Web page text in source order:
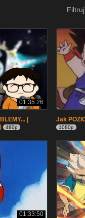
Filtruj
01:35:26
|
480p
Jak
1080p
01:33:50